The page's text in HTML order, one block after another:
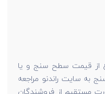
از قیمت سطح سنج و یا
به سایت راندنو مراجعه